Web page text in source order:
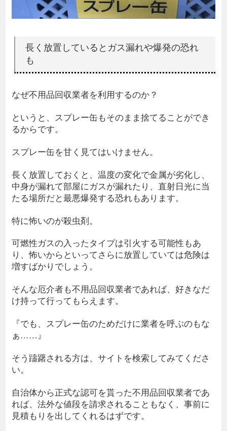
長く放置しているとガス漏れや爆発の恐れ
も
なぜ不用品回収業者を利用するのか？
というと、スプレー缶もそのまま捨てることができ
るからです。
スプレー缶を甘く見てはいけません。
長く放置しておくと、温度の変化で金属が劣化し、
中身が漏れて部屋にガスが漏れたり、直射日光に当
たる場所だと最悪爆発する恐れもあります。
特に怖いのが殺虫剤。
可燃性ガスの入ったタイプは引火する可能性もあ
り、怖いからといってさらに放置していては危険は
増すばかりでしょう。
そんな厄介者も不用品回収業者であれば、好きなだ
け持って行ってもらえます。
『でも、スプレー缶のためだけに業者を呼ぶのもな
ぁ……』
そう躊躇される方は、サイトを検索してみてくださ
い。
自治体から正式な認可を貰った不用品回収業者であ
れば、法外な値段を請求されることもなく、事前に
見積もりを出してくれるはずです。